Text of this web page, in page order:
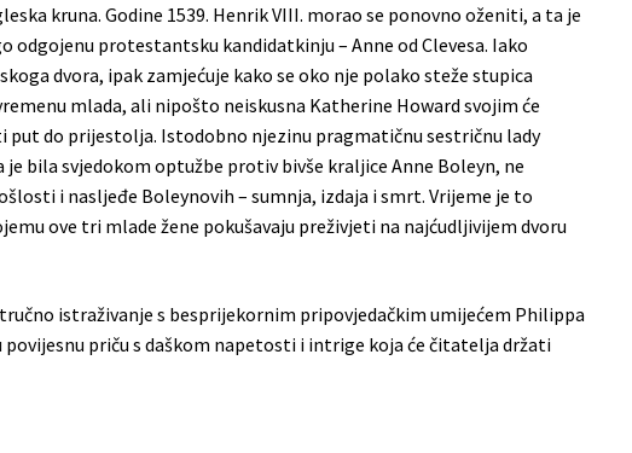
kruna. Godine 1539. Henrik VIII. morao se ponovno oženiti, a ta je
odgojenu protestantsku kandidatkinju – Anne od Clevesa. Iako
dvora, ipak zamjećuje kako se oko nje polako steže stupica
mlada, ali nipošto neiskusna Katherine Howard svojim će
do prijestolja. Istodobno njezinu pragmatičnu sestričnu lady
je bila svjedokom optužbe protiv bivše kraljice Anne Boleyn, ne
i nasljeđe Boleynovih – sumnja, izdaja i smrt. Vrijeme je to
ove tri mlade žene pokušavaju preživjeti na najćudljivijem dvoru
istraživanje s besprijekornim pripovjedačkim umijećem Philippa
povijesnu priču s daškom napetosti i intrige koja će čitatelja držati